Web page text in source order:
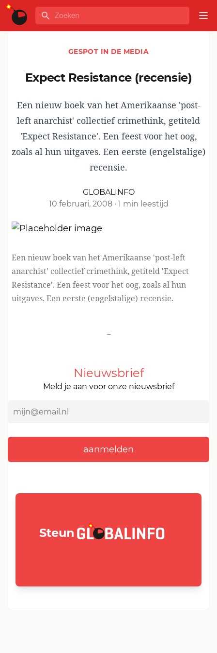
Ga naar de inhoud
GLOBALINFO
Zoeken
GESPOT IN DE MEDIA
Expect Resistance (recensie)
Een nieuw boek van het Amerikaanse 'post-
left anarchist' collectief crimethink, getiteld
'Expect Resistance'. Een feest voor het oog,
zoals al hun uitgaves. Een eerste (engelstalige)
recensie.
GLOBALINFO
10 februari, 2008 · 1 min leestijd
Een nieuw boek van het Amerikaanse 'post-left
anarchist' collectief crimethink, getiteld 'Expect
Resistance'. Een feest voor het oog, zoals al hun
uitgaves. Een eerste (engelstalige) recensie.
-
Nieuwsbrief
Meld je aan voor onze nieuwsbrief
Steun GLOBALINFO.nl